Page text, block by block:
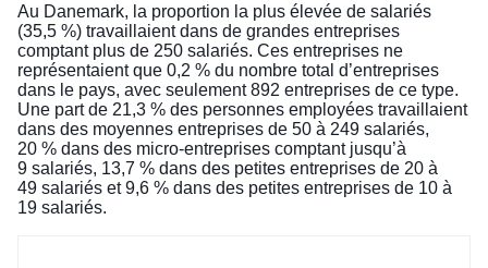
Au Danemark, la proportion la plus élevée de salariés
(35,5 %) travaillaient dans de grandes entreprises
comptant plus de 250 salariés. Ces entreprises ne
représentaient que 0,2 % du nombre total d’entreprises
dans le pays, avec seulement 892 entreprises de ce type.
Une part de 21,3 % des personnes employées travaillaient
dans des moyennes entreprises de 50 à 249 salariés,
20 % dans des micro-entreprises comptant jusqu’à
9 salariés, 13,7 % dans des petites entreprises de 20 à
49 salariés et 9,6 % dans des petites entreprises de 10 à
19 salariés.